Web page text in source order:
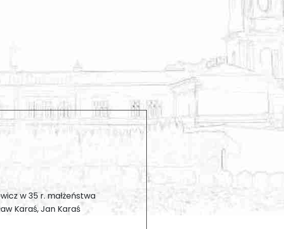
w 35 r. małżeństwa
Karaś, Jan Karaś